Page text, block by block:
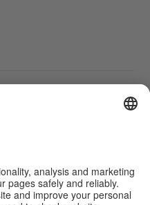
Goethe-Institut